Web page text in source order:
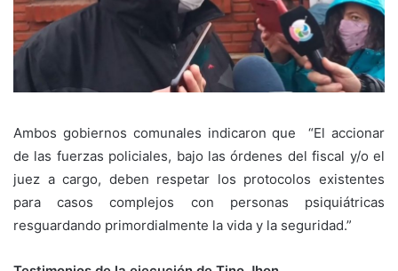
Ambos gobiernos comunales indicaron que “El accionar
de las fuerzas policiales, bajo las órdenes del fiscal y/o el
juez a cargo, deben respetar los protocolos existentes
para casos complejos con personas psiquiátricas
resguardando primordialmente la vida y la seguridad.”